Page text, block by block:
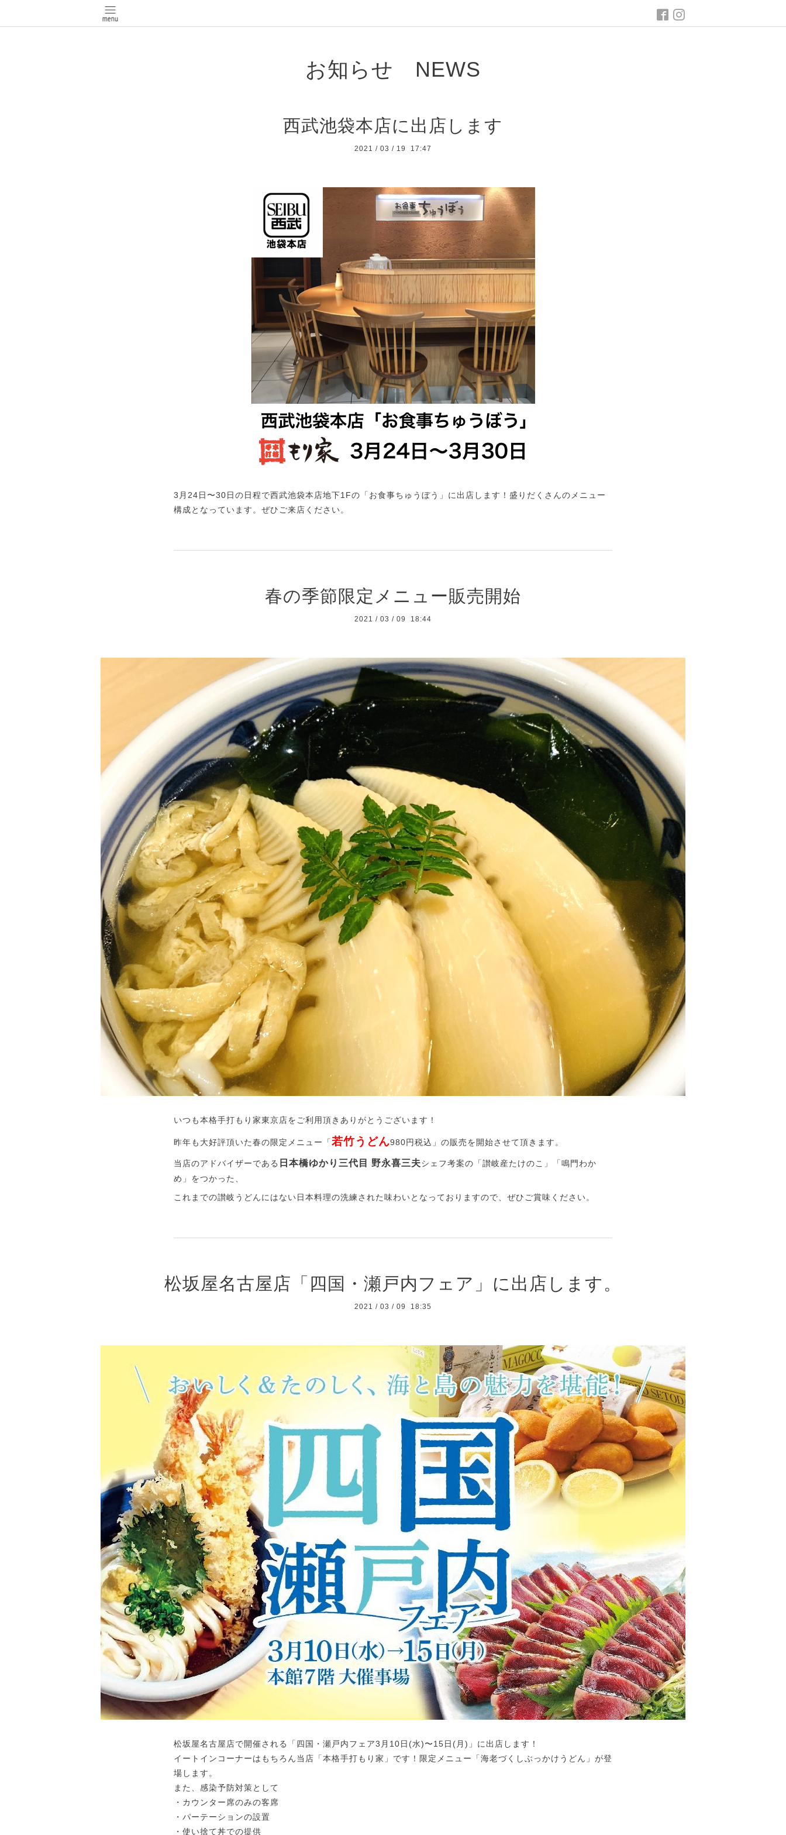
お知らせ NEWS
西武池袋本店に出店します
2021 / 03 / 19 17:47
3月24日〜30日の日程で西武池袋本店地下1Fの「お食事ちゅうぼう」に出店します！盛りだくさんのメニュー
構成となっています。ぜひご来店ください。
春の季節限定メニュー販売開始
2021 / 03 / 09 18:44
いつも本格手打もり家東京店をご利用頂きありがとうございます！
昨年も大好評頂いた春の限定メニュー「若竹うどん980円税込」の販売を開始させて頂きます。
当店のアドバイザーである 日本橋ゆかり三代目 野永喜三夫シェフ考案の「讃岐産たけのこ」「鳴門わか
め」をつかった、
これまでの讃岐うどんにはない日本料理の洗練された味わいとなっておりますので、ぜひご賞味ください。
松坂屋名古屋店「四国・瀬戸内フェア」に出店します。
2021 / 03 / 09 18:35
松坂屋名古屋店で開催される「四国・瀬戸内フェア3月10日(水)〜15日(月)」に出店します！
イートインコーナーはもちろん当店「本格手打もり家」です！限定メニュー「海老づくしぶっかけうどん」が登
場します。
また、感染予防対策として
・カウンター席のみの客席
・パーテーションの設置
・使い捨て丼での提供